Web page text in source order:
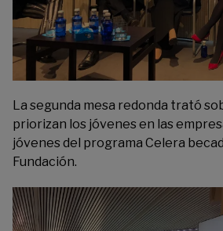
La segunda mesa redonda trató
priorizan los jóvenes en las
jóvenes del programa Celera
Fundación.